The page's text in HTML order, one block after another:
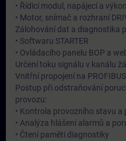
• Řídicí modul, napájecí a
• Motor, snímač a rozhraní
Zálohování dat a diagnostika
• Softwaru STARTER
• Ovládacího panelu BOP a
Určení toku signálu v kanálu
Vnitřní propojení na
Postup při odstraňování
provozu:
• Kontrola provozního stavu a
• Analýza hlášení alarmů a
• Čtení paměti diagnostiky